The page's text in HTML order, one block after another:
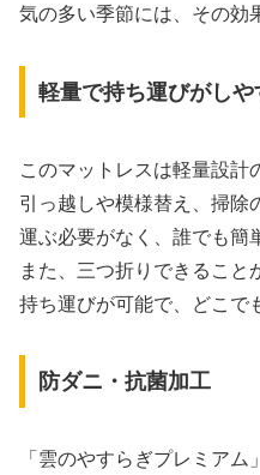
気の多い季節には、その効
軽量で持ち運びがしや
このマットレスは軽量設計
引っ越しや模様替え、掃除
運ぶ必要がなく、誰でも簡
また、三つ折りできること
持ち運びが可能で、どこで
防ダニ・抗菌加工
「雲のやすらぎプレミア